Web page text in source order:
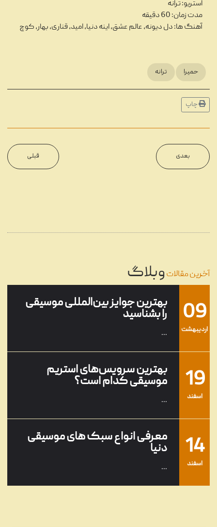
استریو: ترانه
مدت زمان: 60 دقیقه
آهنگ ها: دل دیونه، عالم عشق، اینه دنیا، امید، قناری، بهار، کوچ
حمیرا ترانه
چاپ
قبلی بعدی
آخرین مقالاتوبلاگ
27 انواع و ویژگی‌های نوار کاست
...
11 مروری بر دستگاه‌های مختلف
09
ارديبهشت
بهترین جوایز بین‌المللی موسیقی
را بشناسید
...
19
اسفند
بهترین سرویس‌های استریم
موسیقی کدام است؟
...
14
اسفند
معرفی انواع سبک های موسیقی
دنیا
...